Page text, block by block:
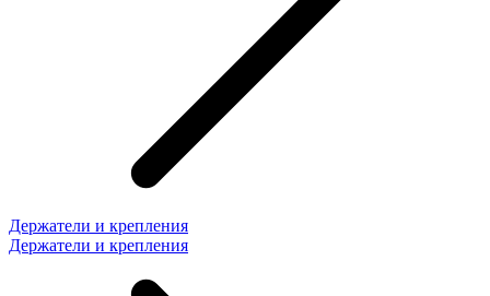
Держатели и крепления
Держатели и крепления